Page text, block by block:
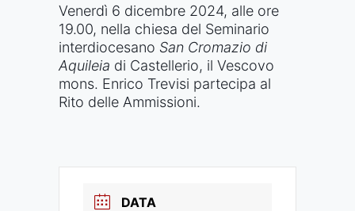
Venerdì 6 dicembre 2024, alle ore
19.00, nella chiesa del Seminario
interdiocesano San Cromazio di
Aquileia di Castellerio, il Vescovo
mons. Enrico Trevisi partecipa al
Rito delle Ammissioni.
DATA